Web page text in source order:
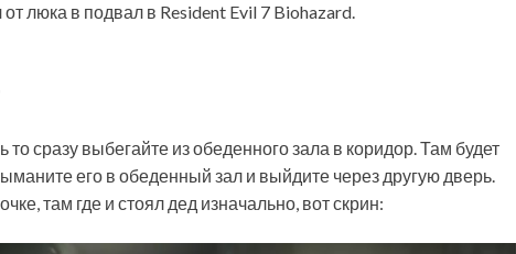
люка в подвал в Resident Evil 7 Biohazard.
то сразу выбегайте из обеденного зала в коридор. Там будет
его в обеденный зал и выйдите через другую дверь.
там где и стоял дед изначально, вот скрин: